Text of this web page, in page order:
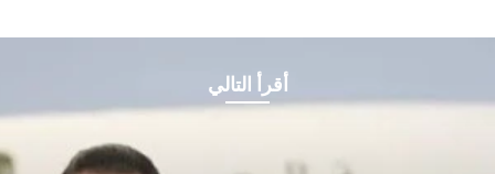
أقرأ التالي